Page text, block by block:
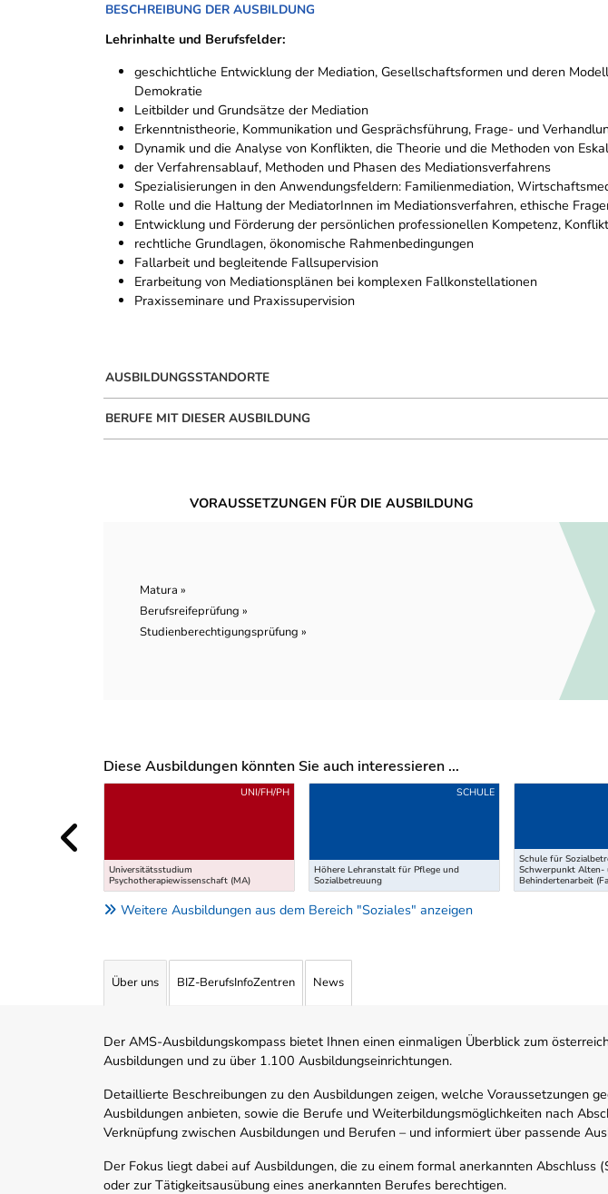
BESCHREIBUNG DER AUSBILDUNG
Lehrinhalte und Berufsfelder:
geschichtliche Entwicklung der Mediation, Gesellschaftsformen und deren
Demokratie
Leitbilder und Grundsätze der Mediation
Erkenntnistheorie, Kommunikation und Gesprächsführung, Frage- und
Dynamik und die Analyse von Konflikten, die Theorie und die Methoden von
der Verfahrensablauf, Methoden und Phasen des Mediationsverfahrens
Spezialisierungen in den Anwendungsfeldern: Familienmediation,
Rolle und die Haltung der MediatorInnen im Mediationsverfahren, ethische
Entwicklung und Förderung der persönlichen professionellen Kompetenz,
rechtliche Grundlagen, ökonomische Rahmenbedingungen
Fallarbeit und begleitende Fallsupervision
Erarbeitung von Mediationsplänen bei komplexen Fallkonstellationen
Praxisseminare und Praxissupervision
AUSBILDUNGSSTANDORTE
BERUFE MIT DIESER AUSBILDUNG
VORAUSSETZUNGEN FÜR DIE AUSBILDUNG
Matura »
Berufsreifeprüfung »
Studienberechtigungsprüfung »
Diese Ausbildungen könnten Sie auch interessieren ...
Uber weitere Ausbildungsvorschläge
Universitätsstudium
Psychotherapiewissenschaft (MA)
UNI/FH/PH
Höhere Lehranstalt für Pflege und
Sozialbetreuung
SCHULE
Schule für
Schwerpunkt Alten-
Behindertenarbeit
Weitere Ausbildungen aus dem Bereich "Soziales" anzeigen
Über uns BIZ-BerufsInfoZentren News
Der AMS-Ausbildungskompass bietet Ihnen einen einmaligen Überblick zum
Ausbildungen und zu über 1.100 Ausbildungseinrichtungen.
Detaillierte Beschreibungen zu den Ausbildungen zeigen, welche Voraussetzungen
Ausbildungen anbieten, sowie die Berufe und Weiterbildungsmöglichkeiten nach
Verknüpfung zwischen Ausbildungen und Berufen – und informiert über passende
Der Fokus liegt dabei auf Ausbildungen, die zu einem formal anerkannten Abschluss
oder zur Tätigkeitsausübung eines anerkannten Berufes berechtigen.